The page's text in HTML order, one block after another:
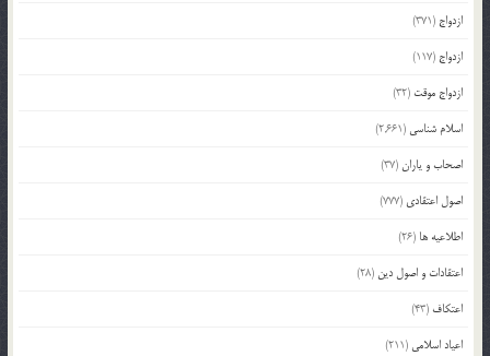
ازدواج (371)
ازدواج (117)
ازدواج موقت (32)
اسلام شناسی (2,661)
اصحاب و یاران(37)
اصول اعتقادی (777)
اطلاعیه ها (26)
اعتقادات و اصول دین (28)
اعتکاف (43)
اعیاد اسلامی (211)